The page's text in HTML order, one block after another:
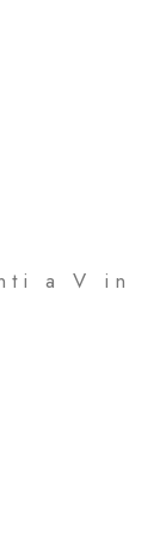
a V in